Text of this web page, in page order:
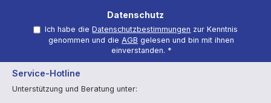
Datenschutz
Ich habe dieDatenschutzbestimmungen zur Kenntnis
genommen und dieAGB gelesen und bin mit ihnen
einverstanden. *
Service-Hotline
Unterstützung und Beratung unter: